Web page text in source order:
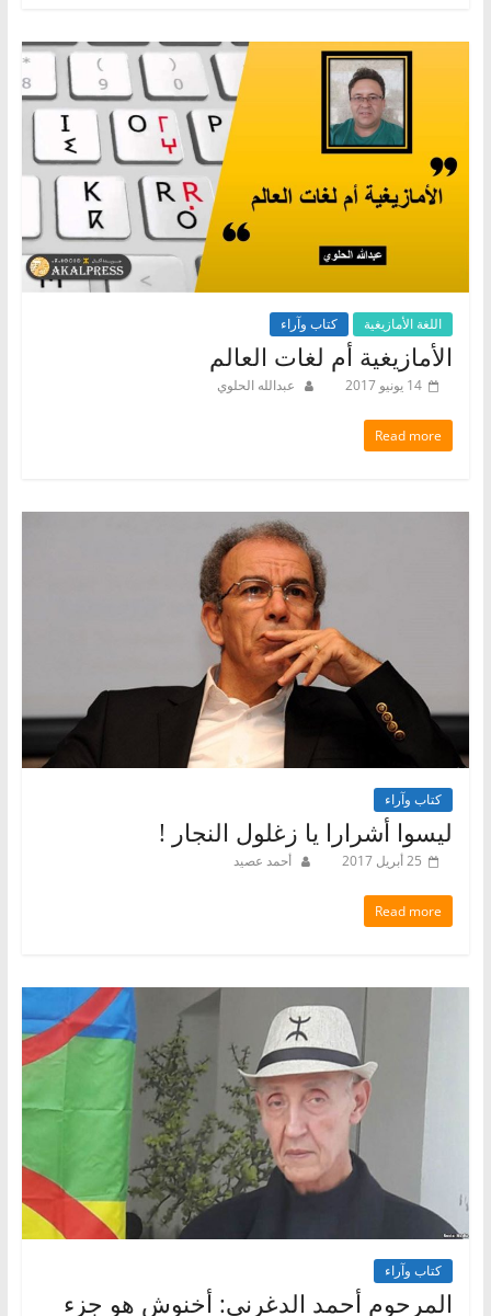
اللغة الأمازيغية كتاب وآراء
الأمازيغية أم لغات العالم
14 يونيو 2017 عبدالله الحلوي
Read more
كتاب وآراء
ليسوا أشرارا يا زغلول النجار !
25 أبريل 2017 أحمد عصيد
Read more
كتاب وآراء
المرحوم أحمد الدغرني: أخنوش هو جزء